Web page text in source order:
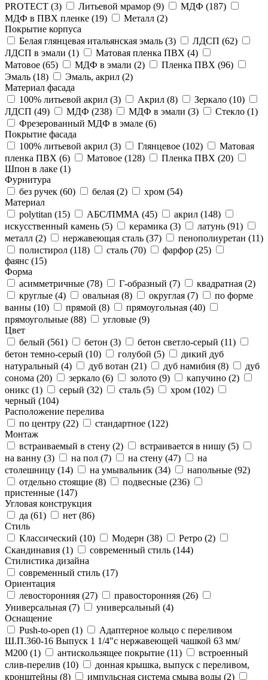
PROTECT (3) Литьевой мрамор (9) МДФ (187)
МДФ в ПВХ пленке (19) Металл (2)
Покрытие корпуса
Белая глянцевая итальянская эмаль (3) ЛДСП (62)
ЛДСП в эмали (1) Матовая пленка ПВХ (4)
Матовое (65) МДФ в эмали (2) Пленка ПВХ (96)
Эмаль (18) Эмаль, акрил (2)
Материал фасада
100% литьевой акрил (3) Акрил (8) Зеркало (10)
ЛДСП (49) МДФ (238) МДФ в эмали (3) Стекло (1)
Фрезерованный МДФ в эмале (6)
Покрытие фасада
100% литьевой акрил (3) Глянцевое (102)
Матовая
пленка ПВХ (6) Матовое (128) Пленка ПВХ (20)
Шпон в лаке (1)
Фурнитура
без ручек (60) белая (2) хром (54)
Материал
polytitan (15) АБС/ПММА (45) акрил (148)
искусственный камень (5) керамика (3) латунь (91)
металл (2) нержавеющая сталь (37) пенополиуретан (11)
полистирол (118) сталь (70) фарфор (25)
фаянс (15)
Форма
асимметричные (78) Г-образный (7) квадратная (2)
круглые (4) овальная (8) округлая (7)
по форме
ванны (10) прямой (8) прямоугольная (40)
прямоугольные (88) угловые (9)
Цвет
белый (561) бетон (3) бетон светло-серый (11)
бетон темно-серый (10) голубой (5)
дикий дуб
натуральный (4) дуб вотан (21) дуб намибия (8)
дуб
сонома (20) зеркало (6) золото (9) капучино (2)
оникс (1) серый (32) сталь (5) хром (102)
черный (104)
Расположение перелива
по центру (22) стандартное (122)
Монтаж
встраиваемый в стену (2) встраивается в нишу (5)
на ванну (3) на пол (7) на стену (47)
на
столешницу (14) на умывальник (34) напольные (92)
отдельно стоящие (8) подвесные (236)
пристенные (147)
Угловая конструкция
да (61) нет (86)
Стиль
Классический (10) Модерн (38) Ретро (2)
Скандинавия (1) современный стиль (144)
Стилистика дизайна
современный стиль (17)
Ориентация
левосторонняя (27) правосторонняя (26)
Универсальная (7) универсальный (4)
Оснащение
Push-to-open (1)
Адаптерное кольцо с переливом
Ш.П.360-16 Выпуск 1 1/4"с нержавеющей чашкой 63 мм/
М200 (1) антискользящее покрытие (11)
встроенный
слив-перелив (10)
донная крышка, выпуск с переливом,
кронштейны (8) импульсная система смыва воды (2)